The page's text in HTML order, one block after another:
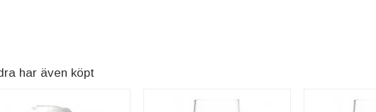
har även köpt